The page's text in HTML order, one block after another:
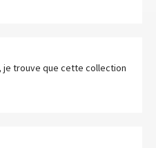
je trouve que cette collection